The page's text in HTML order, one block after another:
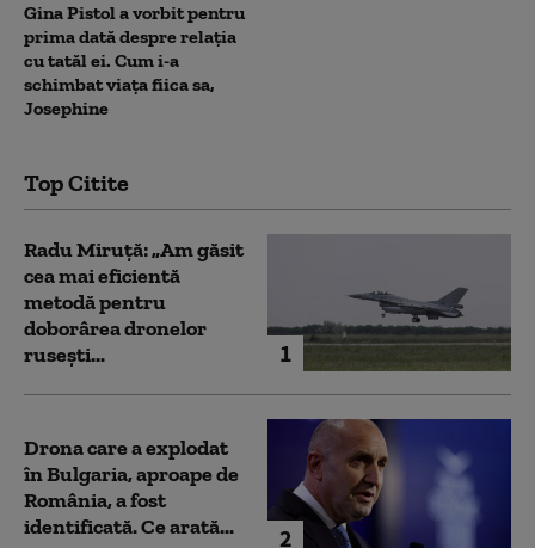
Gina Pistol a vorbit pentru
prima dată despre relația
cu tatăl ei. Cum i-a
schimbat viața fiica sa,
Josephine
Top Citite
1
Radu Miruță: „Am găsit
cea mai eficientă
metodă pentru
doborârea dronelor
rusești...
2
Drona care a explodat
în Bulgaria, aproape de
România, a fost
identificată. Ce arată...